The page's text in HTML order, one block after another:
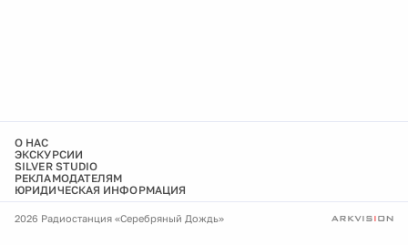
О НАС
ЭКСКУРСИИ
SILVER STUDIO
РЕКЛАМОДАТЕЛЯМ
ЮРИДИЧЕСКАЯ ИНФОРМАЦИЯ
2026 Радиостанция «Серебряный Дождь»